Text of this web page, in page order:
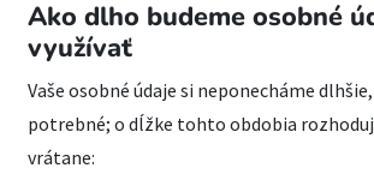
Ako dlho budeme osobné
využívať
Vaše osobné údaje si neponecháme
potrebné; o dĺžke tohto obdobia
vrátane: